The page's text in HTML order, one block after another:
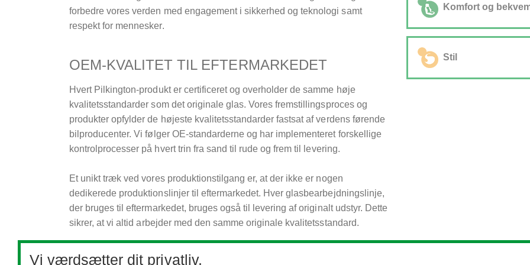
forbedre vores verden med engagement i sikkerhed og teknologi samt
respekt for mennesker.
OEM-KVALITET TIL EFTERMARKEDET
Hvert Pilkington-produkt er certificeret og overholder de samme høje
kvalitetsstandarder som det originale glas. Vores fremstillingsproces og
produkter opfylder de højeste kvalitetsstandarder fastsat af verdens førende
bilproducenter. Vi følger OE-standarderne og har implementeret forskellige
kontrolprocesser på hvert trin fra sand til rude og frem til levering.
Et unikt træk ved vores produktionstilgang er, at der ikke er nogen
dedikerede produktionslinjer til eftermarkedet. Hver glasbearbejdningslinje,
der bruges til eftermarkedet, bruges også til levering af originalt udstyr. Dette
sikrer, at vi altid arbejder med den samme originale kvalitetsstandard.
Pilkington tilbyder innovative autoglasprodukter og løsninger, der tager
forbedres din
systemforbindelser:
• Head Up Display (HUD)
overfladekontroltolerancer
• Augmented Reality
generations AR HUD
Komfort og
kabinetemperaturen,
bekvemmelighed gennem:
Stil
Vi fornyer konstant
Vi værdsætter dit privatliv.